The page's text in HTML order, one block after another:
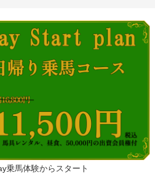
乗馬体験からスタート